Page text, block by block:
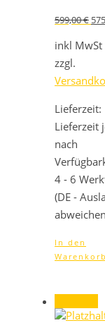
599,00€
inkl MwSt
zzgl.
Lieferzeit:
Lieferzeit
nach
4 - 6
(DE -
In den
Warenkorb